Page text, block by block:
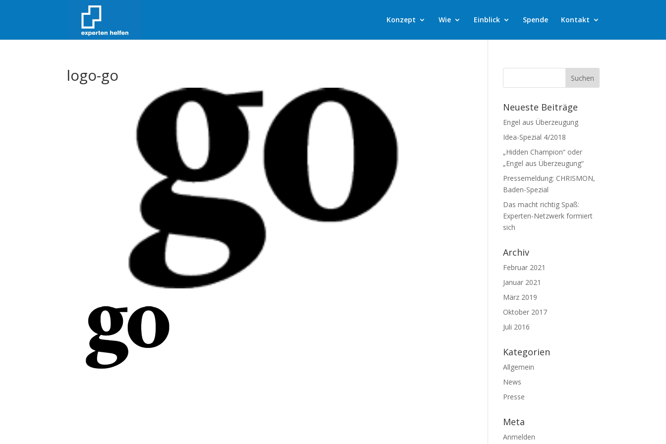
Konzept Wie Einblick Spende Kontakt
logo-go
Neueste Beiträge
Engel aus Überzeugung
Idea-Spezial 4/2018
„Hidden Champion“ oder
„Engel aus Überzeugung“
Pressemeldung: CHRISMON,
Baden-Spezial
Das macht richtig Spaß:
Experten-Netzwerk formiert
sich
Archiv
Februar 2021
Januar 2021
März 2019
Oktober 2017
Juli 2016
Kategorien
Allgemein
News
Presse
Meta
Anmelden